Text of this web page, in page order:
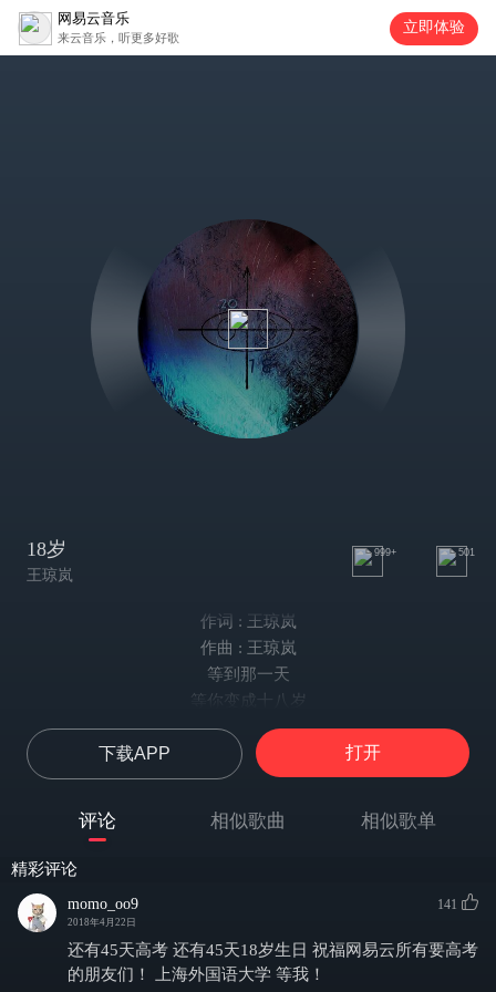
网易云音乐
来云音乐，听更多好歌
立即体验
18岁
王琼岚
999+ 501
作词 : 王琼岚
作曲 : 王琼岚
等到那一天
等你变成十八岁
是否就可以展翅高飞
也曾无所谓
总是轻狂不怕流泪
当朋友不再有谁
当你已不再笑的纯粹
当理想不再是未来
下载APP 打开
评论 相似歌曲 相似歌单
精彩评论
momo_oo9
2018年4月22日
141
还有45天高考 还有45天18岁生日 祝福网易云所有要高考
的朋友们！ 上海外国语大学 等我！